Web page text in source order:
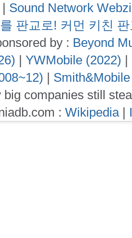
| Sound Network
판교로! 커먼 키친
by : Beyond
| YWMobile (2022) |
|
big companies still
: Wikipedia|